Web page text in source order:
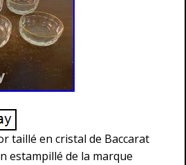
taillé en cristal de Baccarat
estampillé de la marque